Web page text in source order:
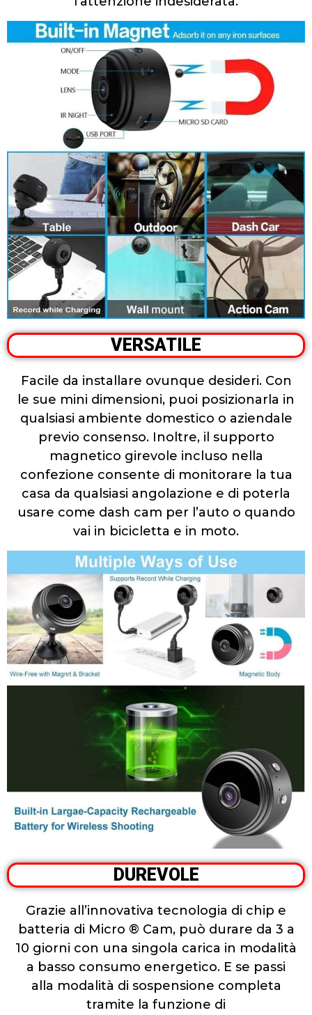
VERSATILE
Facile da installare ovunque desideri. Con
le sue mini dimensioni, puoi posizionarla in
qualsiasi ambiente domestico o aziendale
previo consenso. Inoltre, il supporto
magnetico girevole incluso nella
confezione consente di monitorare la tua
casa da qualsiasi angolazione e di poterla
usare come dash cam per l’auto o quando
vai in bicicletta e in moto.
DUREVOLE
Grazie all’innovativa tecnologia di chip e
batteria di Micro ® Cam, può durare da 3 a
10 giorni con una singola carica in modalità
a basso consumo energetico. E se passi
alla modalità di sospensione completa
tramite la funzione di